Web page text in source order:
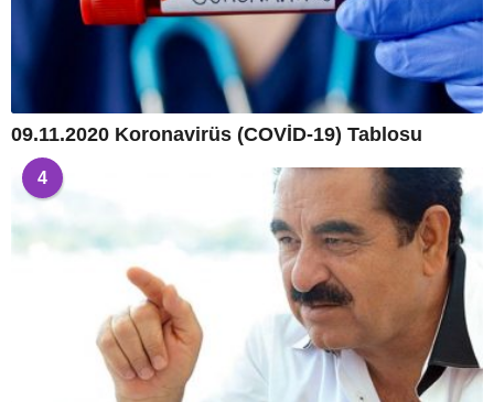
09.11.2020 Koronavirüs (COVİD-19) Tablosu
4